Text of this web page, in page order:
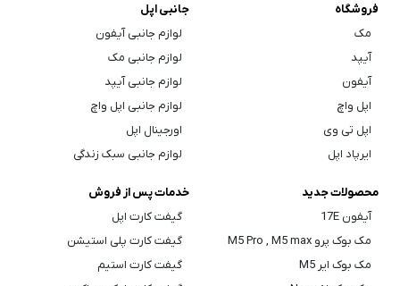
فروشگاه
مک
آیپد
آیفون
اپل واچ
اپل تی وی
ایرپاد اپل
جانبی اپل
لوازم جانبی آیفون
لوازم جانبی مک
لوازم جانبی آیپد
لوازم جانبی اپل واچ
اورجینال اپل
لوازم جانبی سبک زندگی
محصولات جدید
آیفون 17E
مک بوک پرو M5 Pro , M5 max
مک بوک ایر M5
خدمات پس از فروش
گیفت کارت اپل
گیفت کارت پلی استیشن
گیفت کارت استیم